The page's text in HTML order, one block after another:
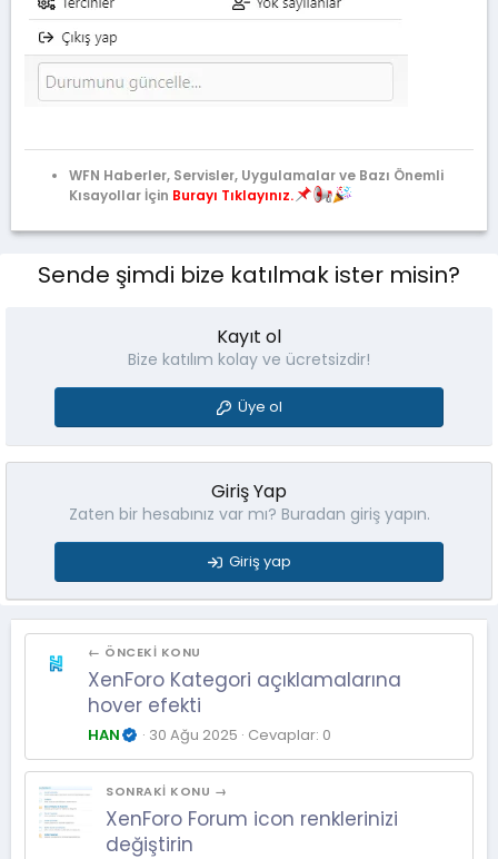
WFN Haberler, Servisler, Uygulamalar ve Bazı Önemli
Kısayollar İçin Burayı Tıklayınız.
Sende şimdi bize katılmak ister misin?
Kayıt ol
Bize katılım kolay ve ücretsizdir!
Üye ol
Giriş Yap
Zaten bir hesabınız var mı? Buradan giriş yapın.
Giriş yap
← ÖNCEKI KONU
XenForo Kategori açıklamalarına
hover efekti
HAN 30 Ağu 2025 Cevaplar: 0
SONRAKI KONU →
XenForo Forum icon renklerinizi
değiştirin